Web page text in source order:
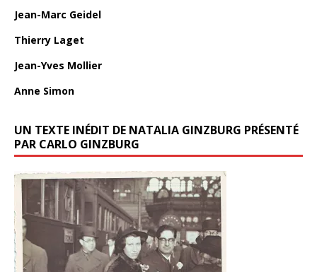
Jean-Marc Geidel
Thierry Laget
Jean-Yves Mollier
Anne Simon
UN TEXTE INÉDIT DE NATALIA GINZBURG PRÉSENTÉ
PAR CARLO GINZBURG